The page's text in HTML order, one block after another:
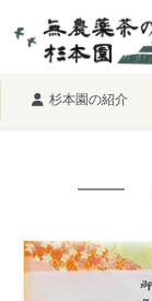
杉本園の紹介